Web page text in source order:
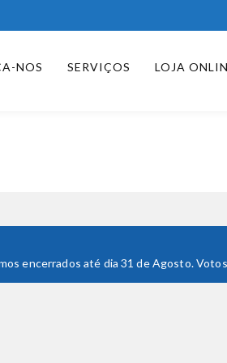
NOS SERVIÇOS LOJA
encerrados até dia 31 de Agosto.